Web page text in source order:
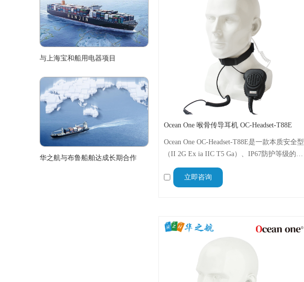
Ocean One 喉骨传导耳机 OC-Headset-T88E
Ocean One OC-Headset-T88E是一款本质安全型
（II 2G Ex ia IIC T5 Ga）、IP67防护等级的喉
晰、免提、隐蔽的通信而设计。
立即咨询
与上海宝和船用电器项目
华之航与布鲁船舶达成长期合作